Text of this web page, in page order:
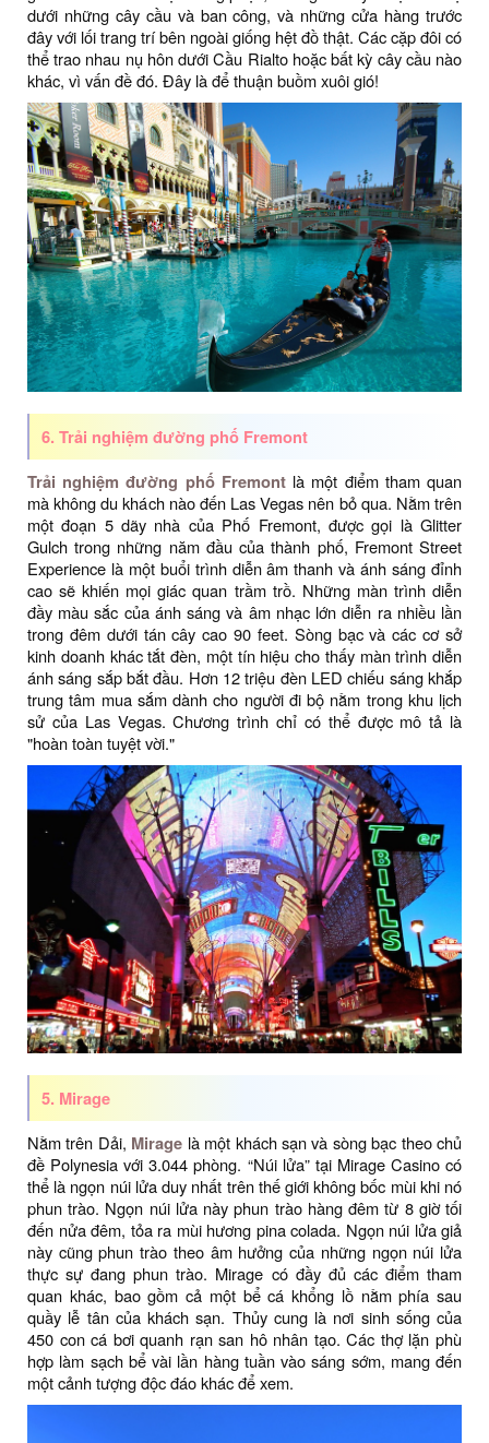
dưới những cây cầu và ban công, và những cửa hàng trước
đây với lối trang trí bên ngoài giống hệt đồ thật. Các cặp đôi có
thể trao nhau nụ hôn dưới Cầu Rialto hoặc bất kỳ cây cầu nào
khác, vì vấn đề đó. Đây là để thuận buồm xuôi gió!
6. Trải nghiệm đường phố Fremont
Trải nghiệm đường phố Fremontlà một điểm tham quan
mà không du khách nào đến Las Vegas nên bỏ qua. Nằm trên
một đoạn 5 dãy nhà của Phố Fremont, được gọi là Glitter
Gulch trong những năm đầu của thành phố, Fremont Street
Experience là một buổi trình diễn âm thanh và ánh sáng đỉnh
cao sẽ khiến mọi giác quan trầm trồ. Những màn trình diễn
đầy màu sắc của ánh sáng và âm nhạc lớn diễn ra nhiều lần
trong đêm dưới tán cây cao 90 feet. Sòng bạc và các cơ sở
kinh doanh khác tắt đèn, một tín hiệu cho thấy màn trình diễn
ánh sáng sắp bắt đầu. Hơn 12 triệu đèn LED chiếu sáng khắp
trung tâm mua sắm dành cho người đi bộ nằm trong khu lịch
sử của Las Vegas. Chương trình chỉ có thể được mô tả là
"hoàn toàn tuyệt vời."
5. Mirage
Nằm trên Dải, Mirage là một khách sạn và sòng bạc theo chủ
đề Polynesia với 3.044 phòng. “Núi lửa” tại Mirage Casino có
thể là ngọn núi lửa duy nhất trên thế giới không bốc mùi khi nó
phun trào. Ngọn núi lửa này phun trào hàng đêm từ 8 giờ tối
đến nửa đêm, tỏa ra mùi hương pina colada. Ngọn núi lửa giả
này cũng phun trào theo âm hưởng của những ngọn núi lửa
thực sự đang phun trào. Mirage có đầy đủ các điểm tham
quan khác, bao gồm cả một bể cá khổng lồ nằm phía sau
quầy lễ tân của khách sạn. Thủy cung là nơi sinh sống của
450 con cá bơi quanh rạn san hô nhân tạo. Các thợ lặn phù
hợp làm sạch bể vài lần hàng tuần vào sáng sớm, mang đến
một cảnh tượng độc đáo khác để xem.